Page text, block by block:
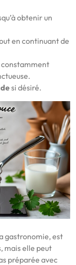
obtenir un
en continuant de
si désiré.
gastronomie, est
mais elle peut
préparée avec